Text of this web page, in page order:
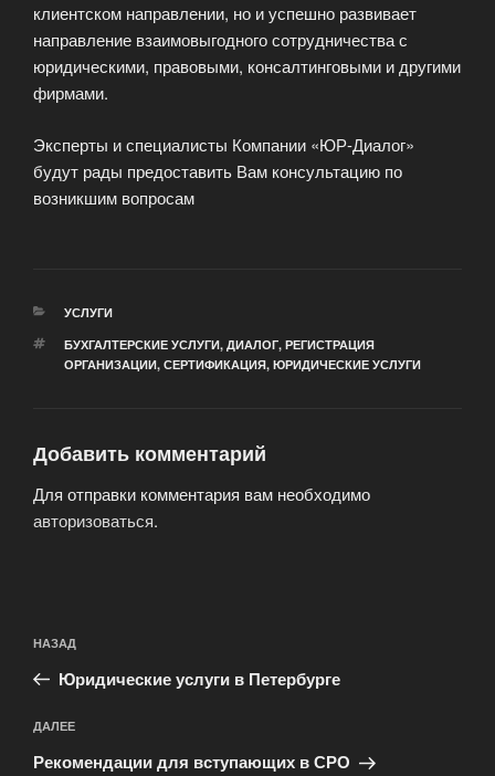
клиентском направлении, но и успешно развивает
направление взаимовыгодного сотрудничества с
юридическими, правовыми, консалтинговыми и другими
фирмами.
Эксперты и специалисты Компании «ЮР-Диалог»
будут рады предоставить Вам консультацию по
возникшим вопросам
РУБРИКИ
УСЛУГИ
МЕТКИ
БУХГАЛТЕРСКИЕ УСЛУГИ, ДИАЛОГ, РЕГИСТРАЦИЯ
ОРГАНИЗАЦИИ, СЕРТИФИКАЦИЯ, ЮРИДИЧЕСКИЕ УСЛУГИ
Добавить комментарий
Для отправки комментария вам необходимо
авторизоваться.
по
записям
Предыдущая
запись:
НАЗАД
Юридические услуги в Петербурге
Следующая
запись
ДАЛЕЕ
Рекомендации для вступающих в СРО